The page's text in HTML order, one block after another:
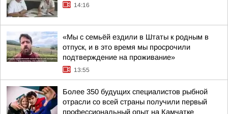
14:16
«Мы с семьёй ездили в Штаты к родным в
отпуск, и в это время мы просрочили
подтверждение на проживание»
13:55
Более 350 будущих специалистов рыбной
отрасли со всей страны получили первый
профессиональный опыт на Камчатке